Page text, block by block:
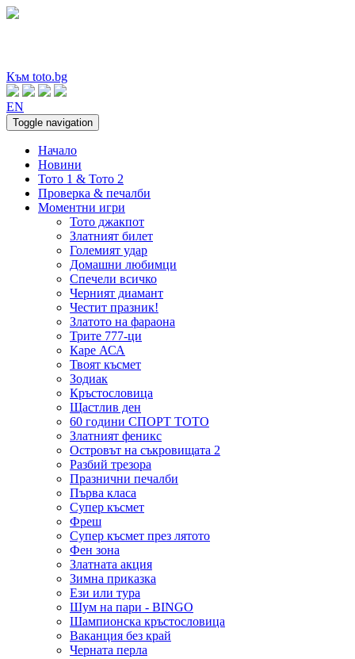
Към toto.bg
EN
Toggle navigation
Начало
Новини
Тото 1 & Тото 2
Проверка & печалби
Моментни игри
Тото джакпот
Златният билет
Големият удар
Домашни любимци
Спечели всичко
Черният диамант
Честит празник!
Златото на фараона
Трите 777-ци
Каре АСА
Твоят късмет
Зодиак
Кръстословица
Щастлив ден
60 години СПОРТ ТОТО
Златният феникс
Островът на съкровищата 2
Разбий трезора
Празнични печалби
Първа класа
Супер късмет
Фреш
Супер късмет през лятото
Фен зона
Златната акция
Зимна приказка
Ези или тура
Шум на пари - BINGO
Шампионска кръстословица
Ваканция без край
Черната перла